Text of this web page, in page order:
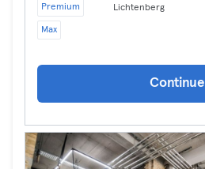
Premium
Max
Lichtenberg
Continue